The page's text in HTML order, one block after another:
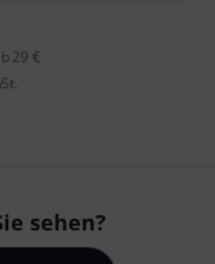
29 €
sehen?